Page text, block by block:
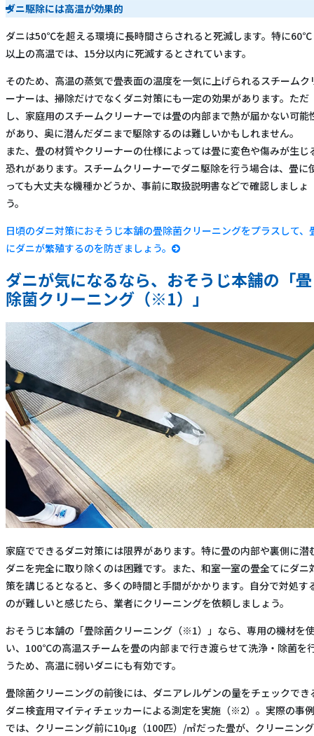
ダニ駆除には高温が効果的
ダニは50℃を超える環境に長時間さらされると死滅します。特に60℃
以上の高温では、15分以内に死滅するとされています。
そのため、高温の蒸気で畳表面の温度を一気に上げられるスチームク
ーナーは、掃除だけでなくダニ対策にも一定の効果があります。ただ
し、家庭用のスチームクリーナーでは畳の内部まで熱が届かない可能
があり、奥に潜んだダニまで駆除するのは難しいかもしれません。
また、畳の材質やクリーナーの仕様によっては畳に変色や傷みが生じ
恐れがあります。スチームクリーナーでダニ駆除を行う場合は、畳に
っても大丈夫な機種かどうか、事前に取扱説明書などで確認しましょ
う。
日頃のダニ対策におそうじ本舗の畳除菌クリーニングをプラスして、
にダニが繁殖するのを防ぎましょう。
ダニが気になるなら、おそうじ本舗の「畳
除菌クリーニング（※1）」
家庭でできるダニ対策には限界があります。特に畳の内部や裏側に潜
ダニを完全に取り除くのは困難です。また、和室一室の畳全てにダニ
策を講じるとなると、多くの時間と手間がかかります。自分で対処す
のが難しいと感じたら、業者にクリーニングを依頼しましょう。
おそうじ本舗の「畳除菌クリーニング（※1）」なら、専用の機材を
い、100℃の高温スチームを畳の内部まで行き渡らせて洗浄・除菌を
うため、高温に弱いダニにも有効です。
畳除菌クリーニングの前後には、ダニアレルゲンの量をチェックでき
ダニ検査用マイティチェッカーによる測定を実施（※2）。実際の事例
では、クリーニング前に10μg（100匹）/㎡だった畳が、クリーニング